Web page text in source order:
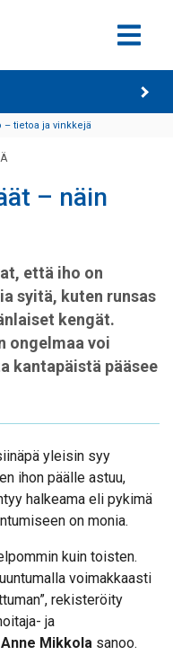
– tietoa ja vinkkejä
– näin
että iho on
syitä, kuten runsas
kengät.
ongelmaa voi
kantapäistä pääsee
yleisin syy
ihon päälle astuu,
halkeama eli pykimä
on monia.
kuin toisten.
voimakkaasti
rekisteröity
ja
Anne Mikkola sanoo.